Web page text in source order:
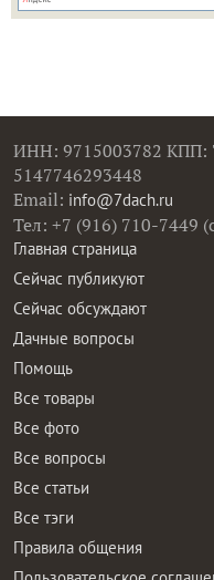
ИНН: 9715003782 КПП:
5147746293448
Email: info@7dach.ru
Тел: +7 (916) 710-7449
Главная страница
Сейчас публикуют
Сейчас обсуждают
Дачные вопросы
Помощь
Все товары
Все фото
Все вопросы
Все статьи
Все тэги
Правила общения